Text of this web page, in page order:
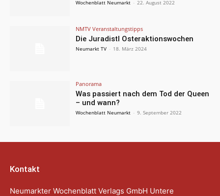
Wochenblatt Neumarkt - 22. August 2022
NMTV Veranstaltungstipps
Die Juradistl Osteraktionswochen
Neumarkt TV - 18. März 2024
Panorama
Was passiert nach dem Tod der Queen
– und wann?
Wochenblatt Neumarkt - 9. September 2022
Kontakt
Neumarkter Wochenblatt Verlags GmbH Untere